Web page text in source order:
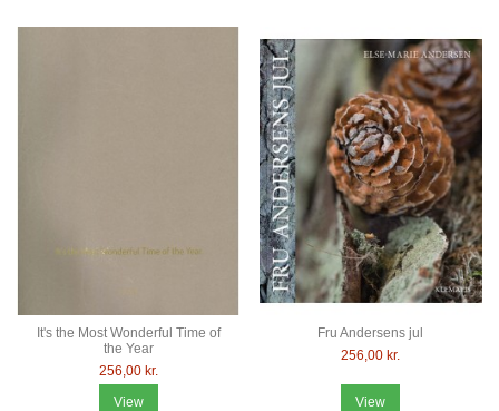
It's the Most Wonderful Time of
the Year
256,00 kr.
View
Fru Andersens jul
256,00 kr.
View